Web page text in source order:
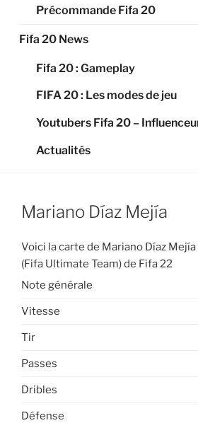
Précommande Fifa 20
Fifa 20 News
Fifa 20 : Gameplay
FIFA 20 : Les modes de jeu
Youtubers Fifa 20 –
Actualités
Mariano Díaz Mejía
Voici la carte de Mariano Díaz
(Fifa Ultimate Team) de Fifa 22
Note générale
Vitesse
Tir
Passes
Dribles
Défense